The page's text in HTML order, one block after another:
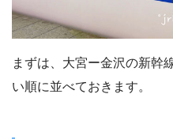
まずは、大宮ー金沢の新幹
い順に並べておきます。